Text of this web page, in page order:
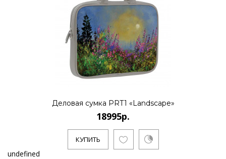
Деловая сумка PRT1 «Landscape»
18995р.
КУПИТЬ
undefined